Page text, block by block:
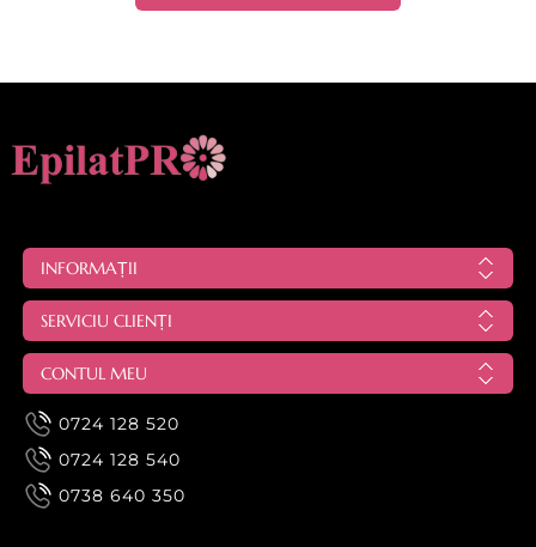
INFORMAȚII
SERVICIU CLIENȚI
CONTUL MEU
0724 128 520
0724 128 540
0738 640 350